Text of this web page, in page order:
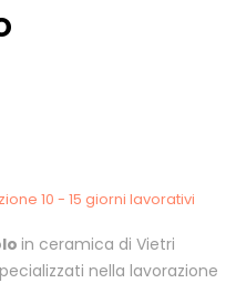
10 - 15 giorni lavorativi
in ceramica di Vietri
nella lavorazione